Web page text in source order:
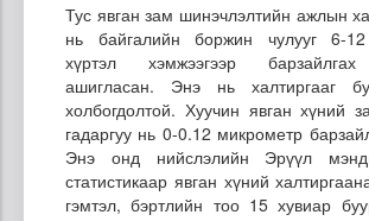
Тус явган зам шинэчлэлтийн ажлын
нь байгалийн боржин чулууг 6-
хүртэл хэмжээгээр барзайлгах
ашигласан. Энэ нь халтиргааг
холбогдолтой. Хуучин явган хүний
гадаргуу нь 0-0.12 микрометр
Энэ онд нийслэлийн Эрүүл
статистикаар явган хүний
гэмтэл, бэртлийн тоо 15 хувиар